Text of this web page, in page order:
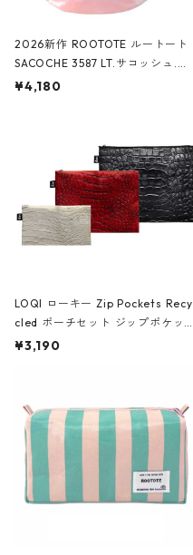
2026新作 ROOTOTE ルートート
SACOCHE 3587 LT.サコッシュ.ル
ミエ-B ショルダーバッグ グロスピ
¥4,180
LOQI ローキー Zip Pockets Recy
cled ポーチセット ジップポケット
ファスナーポーチ 撥水加工 トラベ
ーガンディー、オフホワイト
¥3,190